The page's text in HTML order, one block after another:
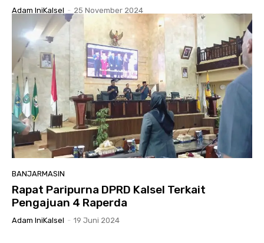
Adam IniKalsel - 25 November 2024
BANJARMASIN
Rapat Paripurna DPRD Kalsel Terkait
Pengajuan 4 Raperda
Adam IniKalsel - 19 Juni 2024